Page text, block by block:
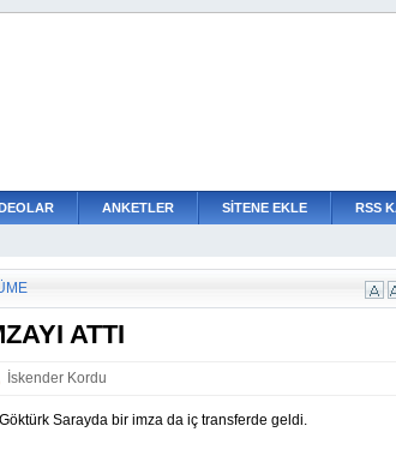
ANKETLER SİTENE EKLE RSS
ATTI
İskender Kordu
Sarayda bir imza da iç transferde geldi.